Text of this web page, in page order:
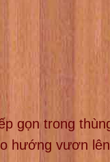
gọn trong
hướng vươn